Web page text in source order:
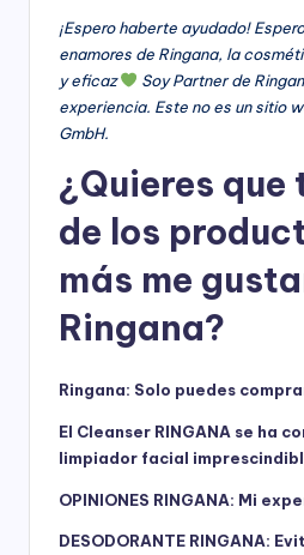
¡Espero haberte ayudado!
enamores de Ringana, la
y eficaz
Soy Partner de
experiencia. Este no es un sitio
GmbH.
¿Quieres que
de los
más me
Ringana?
Ringana: Solo puedes
El Cleanser RINGANA se ha
limpiador facial
OPINIONES RINGANA: Mi
DESODORANTE RINGANA: